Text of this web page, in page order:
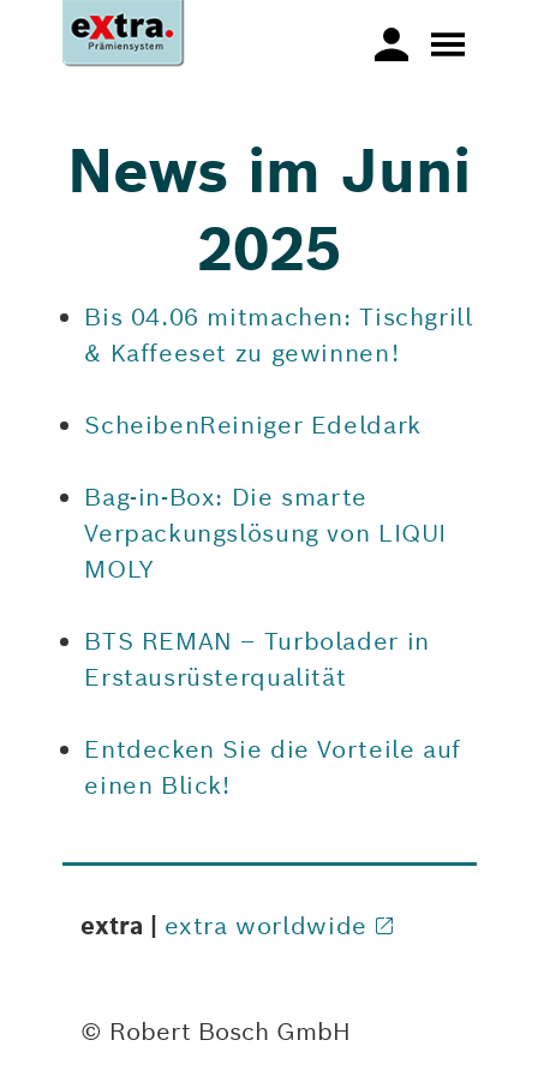
News im Juni
2025
Bis 04.06 mitmachen: Tischgrill
& Kaffeeset zu gewinnen!
ScheibenReiniger Edeldark
Bag-in-Box: Die smarte
Verpackungslösung von LIQUI
MOLY
BTS REMAN – Turbolader in
Erstausrüsterqualität
Entdecken Sie die Vorteile auf
einen Blick!
extra | extra worldwide
© Robert Bosch GmbH